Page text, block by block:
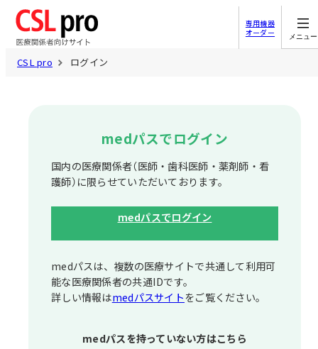
専用機器
オーダー
メニュー
CSL pro ログイン
medパスでログイン
国内の医療関係者（医師・歯科医師・薬剤師・看
護師）に限らせていただいております。
medパスでログイン
medパスは、複数の医療サイトで共通して利⽤可
能な医療関係者の共通IDです。
詳しい情報はmedパスサイトをご覧ください。
medパスを持っていない⽅はこちら